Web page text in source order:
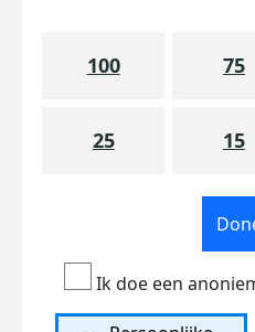
100 75
25 15
Ik doe een